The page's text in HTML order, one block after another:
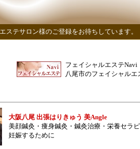
ステサロン様のご登録をお待ちしています。
フェイシャルエステNavi
八尾市のフェイシャルエ
大阪八尾 出張はりきゅう 美Angle
美顔鍼灸 ・ 痩身鍼灸 ・ 鍼灸治療 ・ 栄養セラ
妊娠するために